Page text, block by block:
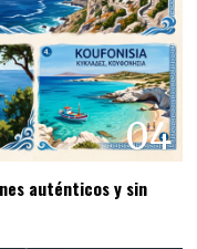
04
auténticos y sin